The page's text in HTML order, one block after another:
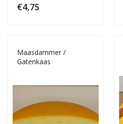
€4,75
Maasdammer /
Gatenkaas